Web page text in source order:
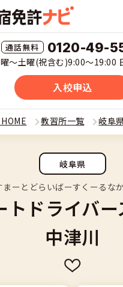
0120-49-
〜土曜(祝含む)9:00〜19:00
入校申込
HOME
所一覧
免許の種類(車種)を選ぶ
二輪
種類(車種)
免許とは
早い・充実の合宿免許
びのアドバイス
免許に役立つ情報
立つ情報
短合格するには
宿免許ナビについて
教習所一覧 岐阜
岐阜県
まーとどらいばーすくーるな
トドライバ
中津川